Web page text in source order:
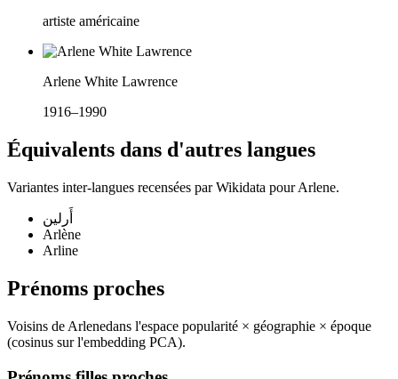
artiste américaine
Arlene White Lawrence
1916–1990
Équivalents dans d'autres langues
Variantes inter-langues recensées par Wikidata pourArlene.
أَرلين
Arlène
Arline
Prénoms proches
Voisins de Arlenedans l'espace popularité × géographie × époque
(cosinus sur l'embedding PCA).